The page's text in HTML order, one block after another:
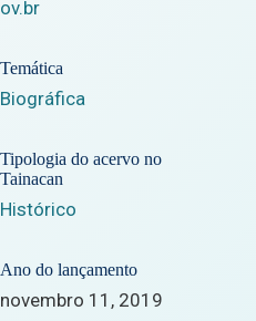
ov.br
Temática
Biográfica
Tipologia do acervo no
Tainacan
Histórico
Ano do lançamento
novembro 11, 2019